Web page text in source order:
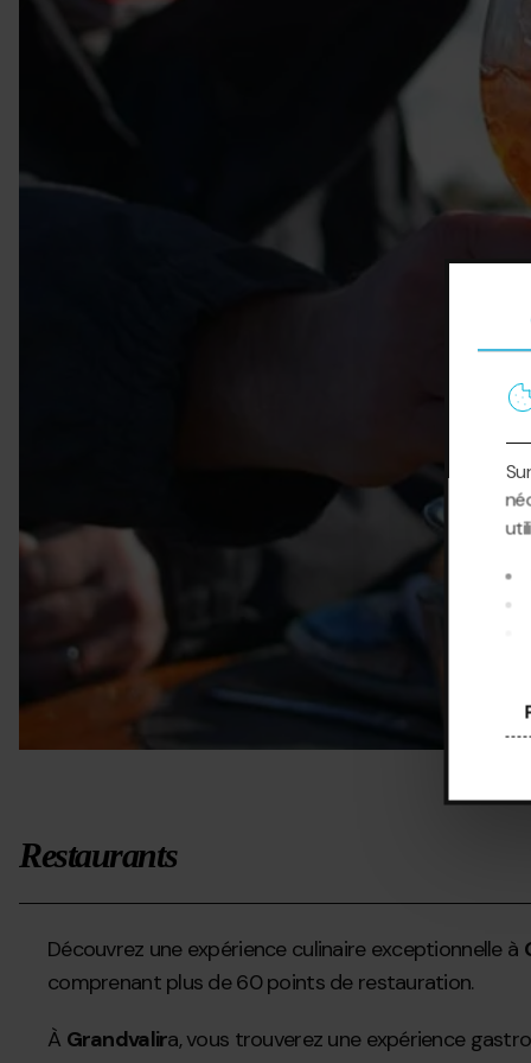
Restaurants
Découvrez une expérience culinaire exceptionnelle à
comprenant plus de 60 points de restauration.
À Grandvalira, vous trouverez une expérience